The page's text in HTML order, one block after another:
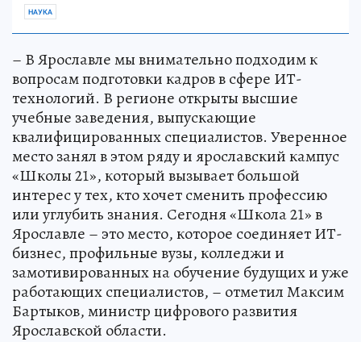
НАУКА
– В Ярославле мы внимательно подходим к
вопросам подготовки кадров в сфере ИТ-
технологий. В регионе открыты высшие
учебные заведения, выпускающие
квалифицированных специалистов. Уверенное
место занял в этом ряду и ярославский кампус
«Школы 21», который вызывает большой
интерес у тех, кто хочет сменить профессию
или углубить знания. Сегодня «Школа 21» в
Ярославле – это место, которое соединяет ИТ-
бизнес, профильные вузы, колледжи и
замотивированных на обучение будущих и уже
работающих специалистов, – отметил Максим
Бартыков, министр цифрового развития
Ярославской области.